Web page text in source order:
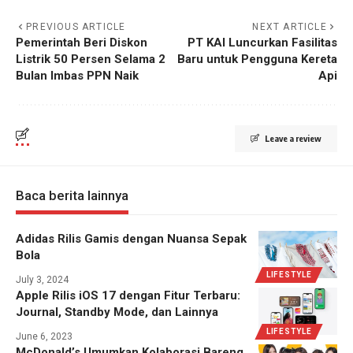
PREVIOUS ARTICLE
Pemerintah Beri Diskon
Listrik 50 Persen Selama 2
Bulan Imbas PPN Naik
NEXT ARTICLE
PT KAI Luncurkan Fasilitas
Baru untuk Pengguna Kereta
Api
Leave a review
Baca berita lainnya
LIFESTYLE
Adidas Rilis Gamis dengan Nuansa Sepak
Bola
July 3, 2024
LIFESTYLE
Apple Rilis iOS 17 dengan Fitur Terbaru:
Journal, Standby Mode, dan Lainnya
June 6, 2023